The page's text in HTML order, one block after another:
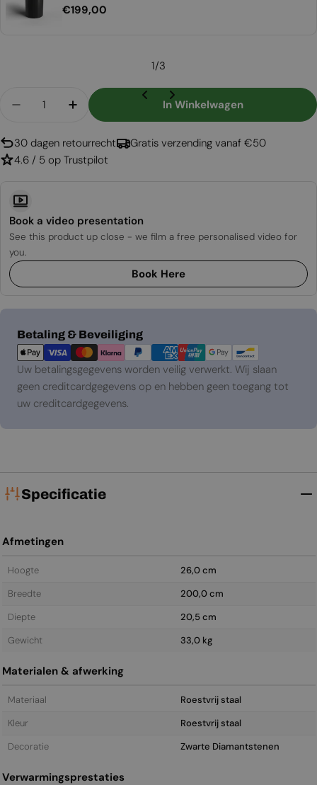
Normale
€199,00
1/3
Aantal Verlagen Voor Galio Inzethaard 2000 -
Aantal Verhogen Voor Galio
In Winkelwagen
30 dagen retourrecht
Gratis verzending vanaf €50
4.6 / 5 op Trustpilot
Book a video presentation
See this product up close - we film a free personalised video for
you.
Book Here
Betaling & Beveiliging
Betaalmethoden
Uw betalingsgegevens worden veilig verwerkt. Wij slaan
geen creditcardgegevens op en hebben geen toegang tot
uw creditcardgegevens.
Specificatie
Afmetingen
Hoogte
26,0 cm
Breedte
200,0 cm
Diepte
20,5 cm
Gewicht
33,0 kg
Materialen & afwerking
Materiaal
Roestvrij staal
Kleur
Roestvrij staal
Decoratie
Zwarte Diamantstenen
Verwarmingsprestaties